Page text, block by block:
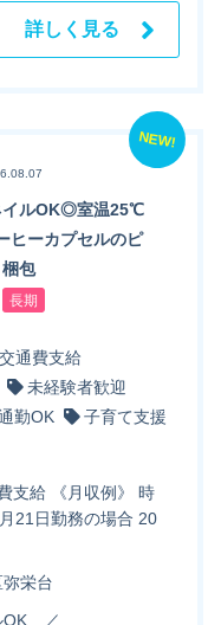
詳しく見る
NEW!
イルOK◎室温25℃
ヒーカプセルのピ
包
長期
交通費支給
未経験者歓迎
勤OK
子育て支援
支給 《月収例》 時
21日勤務の場合 20
栄台
OK ／